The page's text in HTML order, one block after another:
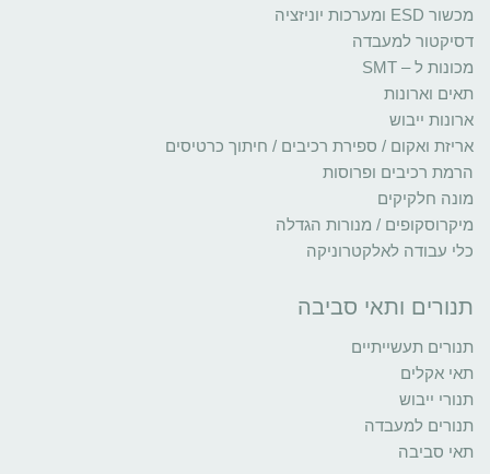
מכשור ESD ומערכות יוניזציה
דסיקטור למעבדה
מכונות ל – SMT
תאים וארונות
ארונות ייבוש
אריזת ואקום / ספירת רכיבים / חיתוך כרטיסים
הרמת רכיבים ופרוסות
מונה חלקיקים
מיקרוסקופים / מנורות הגדלה
כלי עבודה לאלקטרוניקה
תנורים ותאי סביבה
תנורים תעשייתיים
תאי אקלים
תנורי ייבוש
תנורים למעבדה
תאי סביבה